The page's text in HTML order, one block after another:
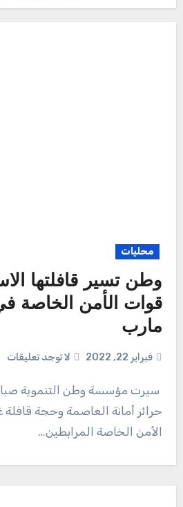
محليات
وطن تسير قافلتها
قوات الأمن الخاصة
مارب
فبراير 22, 2022 لا توجد تعليقات
حرائر أمانة العاصمة وحجة قافلة
الأمن الخاصة المرابطين…